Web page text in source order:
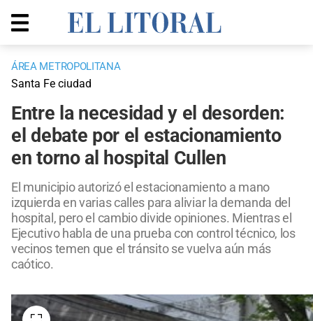
ÁREA METROPOLITANA
Santa Fe ciudad
Entre la necesidad y el desorden:
el debate por el estacionamiento
en torno al hospital Cullen
El municipio autorizó el estacionamiento a mano
izquierda en varias calles para aliviar la demanda del
hospital, pero el cambio divide opiniones. Mientras el
Ejecutivo habla de una prueba con control técnico, los
vecinos temen que el tránsito se vuelva aún más
caótico.